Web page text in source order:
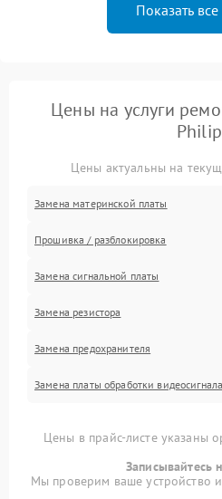
Показать
Цены на услуги
Цены актуальны на
Замена материнской платы
Прошивка / разблокировка
Замена сигнальной платы
Замена резистора
Замена предохранителя
Замена платы обработки видеосигнала
Цены в прайс-листе указаны
Записывайтесь
Мы проверим ваше устройство